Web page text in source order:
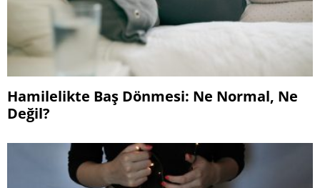
Hamilelikte Baş Dönmesi: Ne Normal, Ne
Değil?